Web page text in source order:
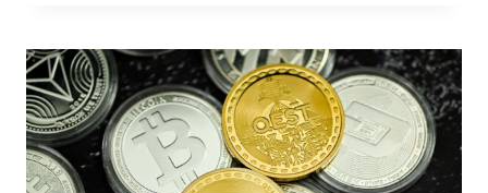
LE
MONDE
EN
ÉVOLUTION
RAPIDE
DES